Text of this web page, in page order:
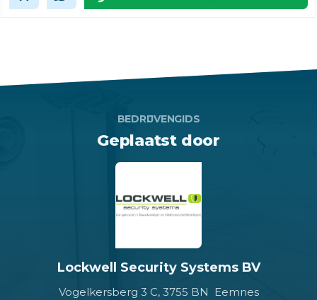
BEDRIJVENGIDS
Geplaatst door
Lockwell Security Systems BV
Vogelkersberg 3 C, 3755 BN Eemnes